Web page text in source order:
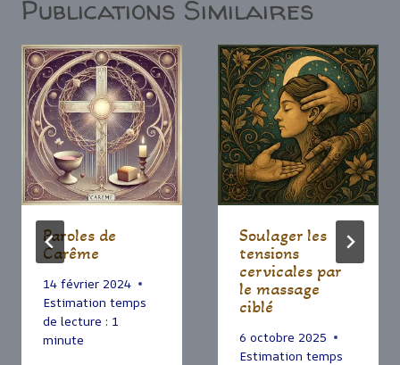
Publications Similaires
Paroles de
Carême
14 février 2024
Estimation temps
de lecture : 1
minute
Soulager les
tensions
cervicales par
le massage
ciblé
6 octobre 2025
Estimation temps